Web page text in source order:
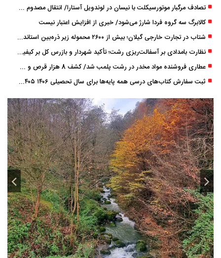
تصادف مرگبار موتورسیکلت با نیسان در لوندویل آستارا/ انتقال مصدوم با اورژانس هوایی به رشت
کالابرگ سه گروه فردا شارژ می‌شود/ خبری از افزایش اعتبار نیست
شتاب در تجارت خارجی گیلان؛ بیش از ۲۶۰۰ محموله زیر ذره‌بین استاندارد
نظارت بامدادی بر آسفالت‌ریزی رشت؛ تأکید شهردار و بازرس کل بر کیفیت اجرای پروژه‌ها
عطاری فروشنده مواد مخدر در رشت پلمب شد/ کشف 8 هزار قرص و 50 لیتر شربت توهم ‌زا
ثبت سفارش کتاب‌های درسی همه پایه‌ها برای سال تحصیلی ۱۴۰۶ ۱۴۰۵ فعال شد